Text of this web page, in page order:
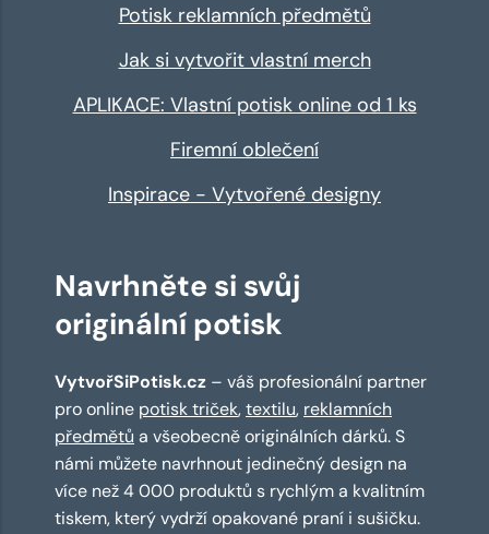
Potisk reklamních předmětů
Jak si vytvořit vlastní merch
APLIKACE: Vlastní potisk online od 1 ks
Firemní oblečení
Inspirace - Vytvořené designy
Navrhněte si svůj
originální potisk
VytvořSiPotisk.cz – váš profesionální partner
pro online potisk triček,textilu, reklamních
předmětů a všeobecně originálních dárků. S
námi můžete navrhnout jedinečný design na
více než 4 000 produktů s rychlým a kvalitním
tiskem, který vydrží opakované praní i sušičku.